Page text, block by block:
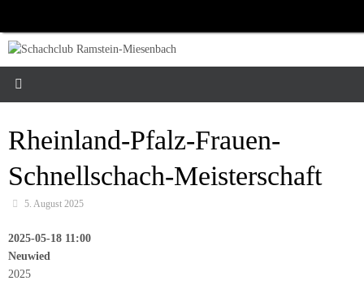
springen
Rheinland-Pfalz-Frauen-
Schnellschach-Meisterschaft
5. August 2025
2025-05-18 11:00
Neuwied
2025